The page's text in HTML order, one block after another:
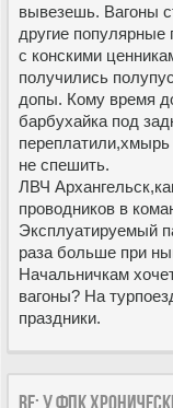
вывезешь. Вагоны
другие
с конскими
получились
допы. Кому время
барбухайка под
переплатили,хмырь
не спешить.
ЛВЧ
проводников в
Эксплуатируемый
раза больше при
Начальничкам
вагоны? На
праздники.
Re: У ФПК